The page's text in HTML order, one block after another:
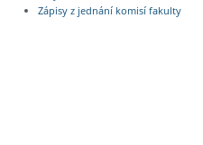
Zápisy z jednání komisí fakulty